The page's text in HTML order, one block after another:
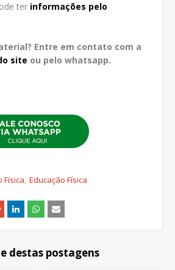
ter informações pelo
Entre em contato com a
site ou pelo whatsapp.
Física Educação Física
destas postagens